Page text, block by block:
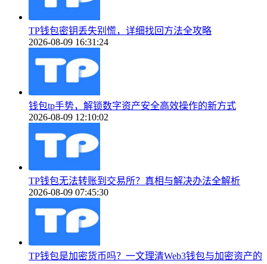
TP钱包密钥丢失别慌，详细找回方法全攻略
2026-08-09 16:31:24
钱包tp手势，解锁数字资产安全高效操作的新方式
2026-08-09 12:10:02
TP钱包无法转账到交易所？真相与解决办法全解析
2026-08-09 07:45:30
TP钱包是加密货币吗？一文理清Web3钱包与加密资产的